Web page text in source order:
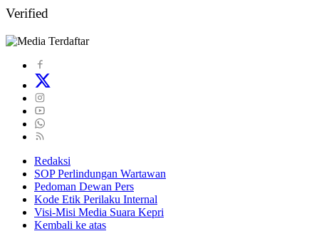
Verified
Redaksi
SOP Perlindungan Wartawan
Pedoman Dewan Pers
Kode Etik Perilaku Internal
Visi-Misi Media Suara Kepri
Kembali ke atas